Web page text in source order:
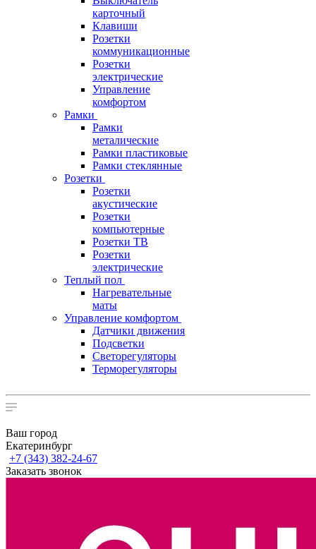
карточный
Клавиши
Розетки
коммуникационные
Розетки
электрические
Управление
комфортом
Рамки
Рамки
металические
Рамки пластиковые
Рамки стеклянные
Розетки
Розетки
акустические
Розетки
компьютерные
Розетки ТВ
Розетки
электрические
Теплый пол
Нагревательные
маты
Управление комфортом
Датчики движения
Подсветки
Светорегуляторы
Терморегуляторы
Ваш город
Екатеринбург
+7 (343) 382-24-67
Заказать звонок